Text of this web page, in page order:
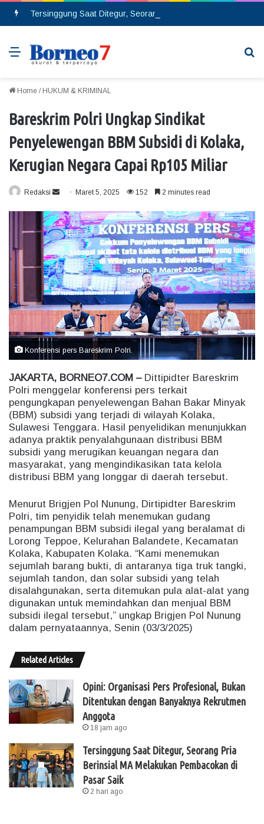
Menu
Home / HUKUM & KRIMINAL
Bareskrim Polri Ungkap Sindikat
Penyelewengan BBM Subsidi di Kolaka,
Kerugian Negara Capai Rp105 Miliar
Redaksi
n
d
n
e
m
a
i
l
Maret 5, 2025 152 2 minutes read
Konferensi pers Bareskrim Polri.
JAKARTA, BORNEO7.COM –Dittipidter Bareskrim
Polri menggelar konferensi pers terkait
pengungkapan penyelewengan Bahan Bakar Minyak
(BBM) subsidi yang terjadi di wilayah Kolaka,
Sulawesi Tenggara. Hasil penyelidikan menunjukkan
adanya praktik penyalahgunaan distribusi BBM
subsidi yang merugikan keuangan negara dan
masyarakat, yang mengindikasikan tata kelola
distribusi BBM yang longgar di daerah tersebut.
Menurut Brigjen Pol Nunung, Dirtipidter Bareskrim
Polri, tim penyidik telah menemukan gudang
penampungan BBM subsidi ilegal yang beralamat di
Lorong Teppoe, Kelurahan Balandete, Kecamatan
Kolaka, Kabupaten Kolaka. “Kami menemukan
sejumlah barang bukti, di antaranya tiga truk tangki,
sejumlah tandon, dan solar subsidi yang telah
disalahgunakan, serta ditemukan pula alat-alat yang
digunakan untuk memindahkan dan menjual BBM
subsidi ilegal tersebut,” ungkap Brigjen Pol Nunung
dalam pernyataannya, Senin (03/3/2025)
Related Articles
Opini: Organisasi Pers Profesional, Bukan
Ditentukan dengan Banyaknya Rekrutmen
Anggota
18 jam ago
Tersinggung Saat Ditegur, Seorang Pria
Berinsial MA Melakukan Pembacokan di
Pasar Saik
2 hari ago